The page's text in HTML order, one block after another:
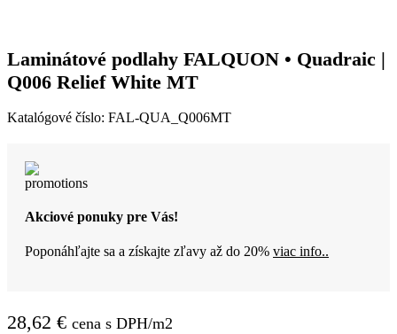
Laminátové podlahy FALQUON • Quadraic |
Q006 Relief White MT
Katalógové číslo: FAL-QUA_Q006MT
Akciové ponuky pre Vás!
Poponáhľajte sa a získajte zľavy až do 20% viac info..
28,62 € cena s DPH/m2